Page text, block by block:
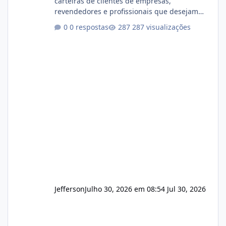
revendedores e profissionais que desejam
operação. Se você possui clientes ativos de
0 respostas 287 visualizações
JeffersonJulho 30, 2026 em 08:54 Jul 30, 2026